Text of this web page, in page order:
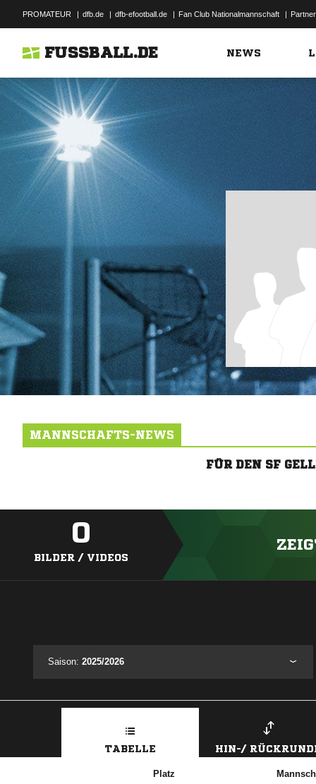
PROMATEUR | dfb.de | dfb-efootball.de | Fan Club Nationalmannschaft | Partner
FUSSBALL.DE NEWS
MANNSCHAFTS-NEWS
FÜR DEN SF
0
BILDER / VIDEOS
Saison: 2025/2026
TABELLE HIN-/
Platz